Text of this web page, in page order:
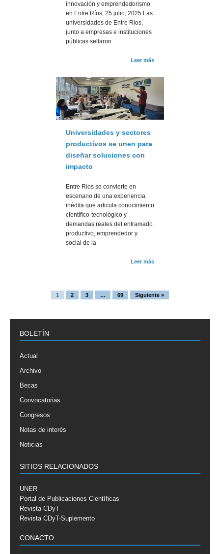
innovación y emprendedorismo
en Entre Ríos, 25 julio, 2025 Las
universidades de Entre Ríos,
junto a empresas e instituciones
públicas sellaron
Leer más
Universidades y sectores
productivos se unen para
diseñar soluciones con
impacto
Entre Ríos se convierte en
escenario de una experiencia
inédita que articula conocimiento
científico-tecnológico y
demandas reales del entramado
productivo, emprendedor y
social de la
Leer más
1 2 3 … 69 Siguiente »
BOLETÍN
Actual
Archivo
Becas
Convocatorias
Congresos
Notas de interés
Noticias
SITIOS RELACIONADOS
UNER
Portal de Publicaciones Científicas
Revista CDyT
Revista CDyT-Suplemento
CONACTO